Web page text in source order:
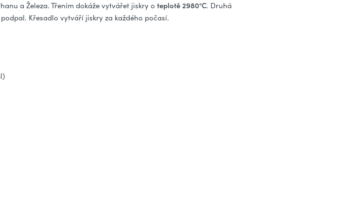
a Železa. Třením dokáže vytvářet jiskry o teplotě 2980°C. Druhá
Křesadlo vytváří jiskry za každého počasí.